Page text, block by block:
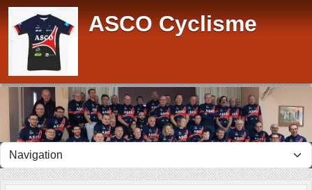
ASCO Cyclisme
Panneau de gestion des cookies